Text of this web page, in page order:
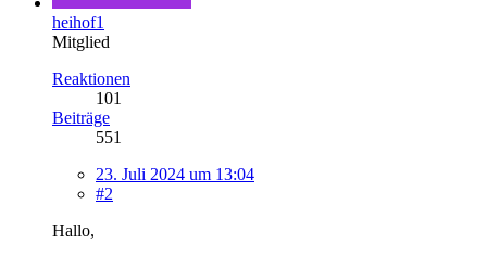
heihof1
Mitglied
Reaktionen
101
Beiträge
551
23. Juli 2024 um 13:04
#2
Hallo,